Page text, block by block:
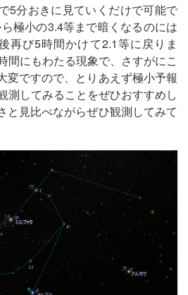
5分おきに見ていくだけで可能で
極小の3.4等まで暗くなるのには
再び5時間かけて2.1等に戻りま
間にもわたる現象で、さすがにこ
変ですので、とりあえず極小予報
測してみることをぜひおすすめし
と見比べながらぜひ観測してみて